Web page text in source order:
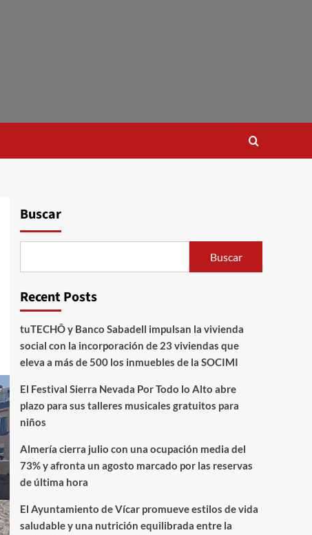
Buscar
Buscar
Recent Posts
tuTECHÔ y Banco Sabadell impulsan la vivienda
social con la incorporación de 23 viviendas que
eleva a más de 500 los inmuebles de la SOCIMI
El Festival Sierra Nevada Por Todo lo Alto abre
plazo para sus talleres musicales gratuitos para
niños
Almería cierra julio con una ocupación media del
73% y afronta un agosto marcado por las reservas
de última hora
El Ayuntamiento de Vícar promueve estilos de vida
saludable y una nutrición equilibrada entre la